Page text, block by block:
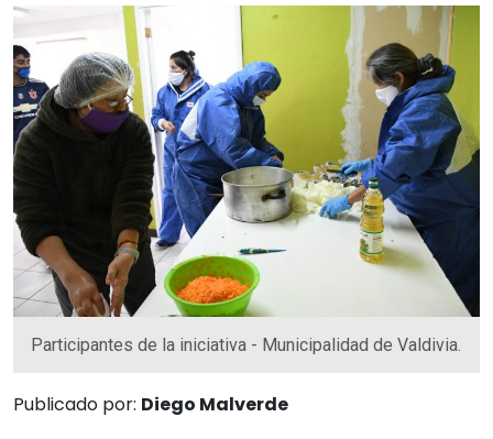
Participantes de la iniciativa - Municipalidad de Valdivia.
Publicado por: Diego Malverde